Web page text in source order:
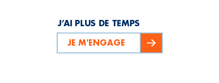
J’AI PLUS DE TEMPS
JE M'ENGAGE